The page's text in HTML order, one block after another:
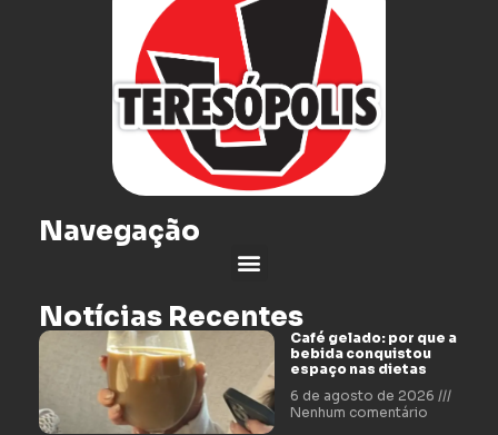
Navegação
Notícias Recentes
Café gelado: por que a
bebida conquistou
espaço nas dietas
6 de agosto de 2026
Nenhum comentário